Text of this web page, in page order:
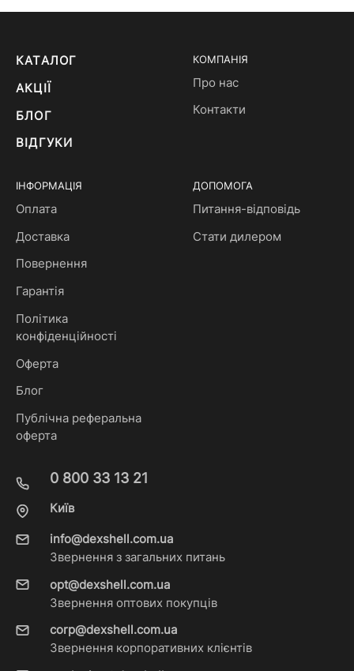
КАТАЛОГ
АКЦІЇ
БЛОГ
ВІДГУКИ
КОМПАНІЯ
Про нас
Контакти
ІНФОРМАЦІЯ
Оплата
Доставка
Повернення
Гарантія
Політика
конфіденційності
Оферта
Блог
Публічна реферальна
оферта
ДОПОМОГА
Питання-відповідь
Стати дилером
0 800 33 13 21
Київ
info@dexshell.com.ua
Звернення з загальних питань
opt@dexshell.com.ua
Звернення оптових покупців
corp@dexshell.com.ua
Звернення корпоративних клієнтів